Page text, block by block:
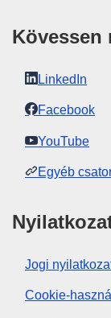
Kövessen
LinkedIn
Facebook
YouTube
Egyéb
Jogi
Cookie-